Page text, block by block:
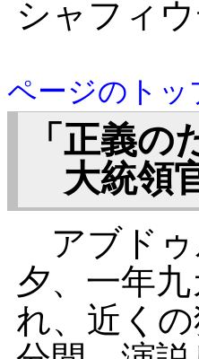
シャフィ
ページのトッ
「正義
大統領
アブドゥ
夕、一年
れ、近く